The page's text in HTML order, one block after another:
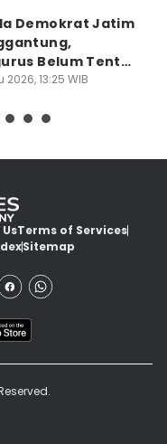
Demokrat Jatim
Belum Tentu
2026, 13:25 WIB
Terms of Services
Sitemap